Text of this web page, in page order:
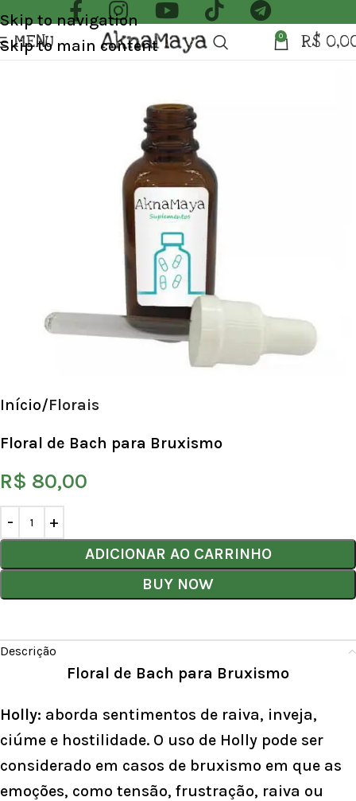
Skip to navigation
Skip to main content
MENU 0 R$
Início Florais
Floral de Bach para Bruxismo
R$ 80,00
ADICIONAR AO CARRINHO
BUY NOW
Descrição
Floral de Bach para Bruxismo
Holly: aborda sentimentos de raiva, inveja,
ciúme e hostilidade. O uso de Holly pode ser
considerado em casos de bruxismo em que as
emoções, como tensão, frustração, raiva ou